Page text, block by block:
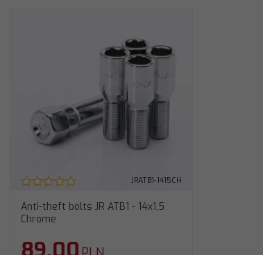
JRATB1-1415CH
Anti-theft bolts JR ATB1 - 14x1,5
Chrome